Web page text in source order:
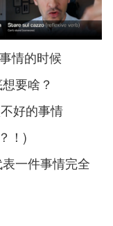
情的时候
要啥？
好的事情
！)
一件事情完全